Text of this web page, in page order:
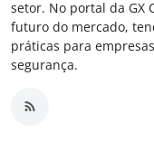
setor. No portal da GX
futuro do mercado,
práticas para
segurança.